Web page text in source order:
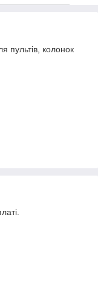
пультів, колонок